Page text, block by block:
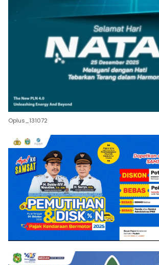
Oplus_131072